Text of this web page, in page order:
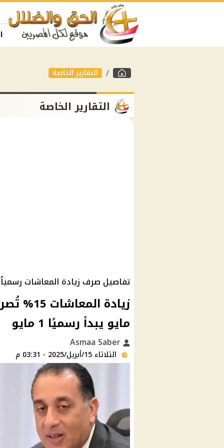
التقارير الخاصة
التقارير الخاصة
تفاصيل صرف زيادة المعاشات رسمياُ
مايو يبدأ رسميًا 1 مايو
الثلاثاء 15/أبريل/2025 - 03:31 م